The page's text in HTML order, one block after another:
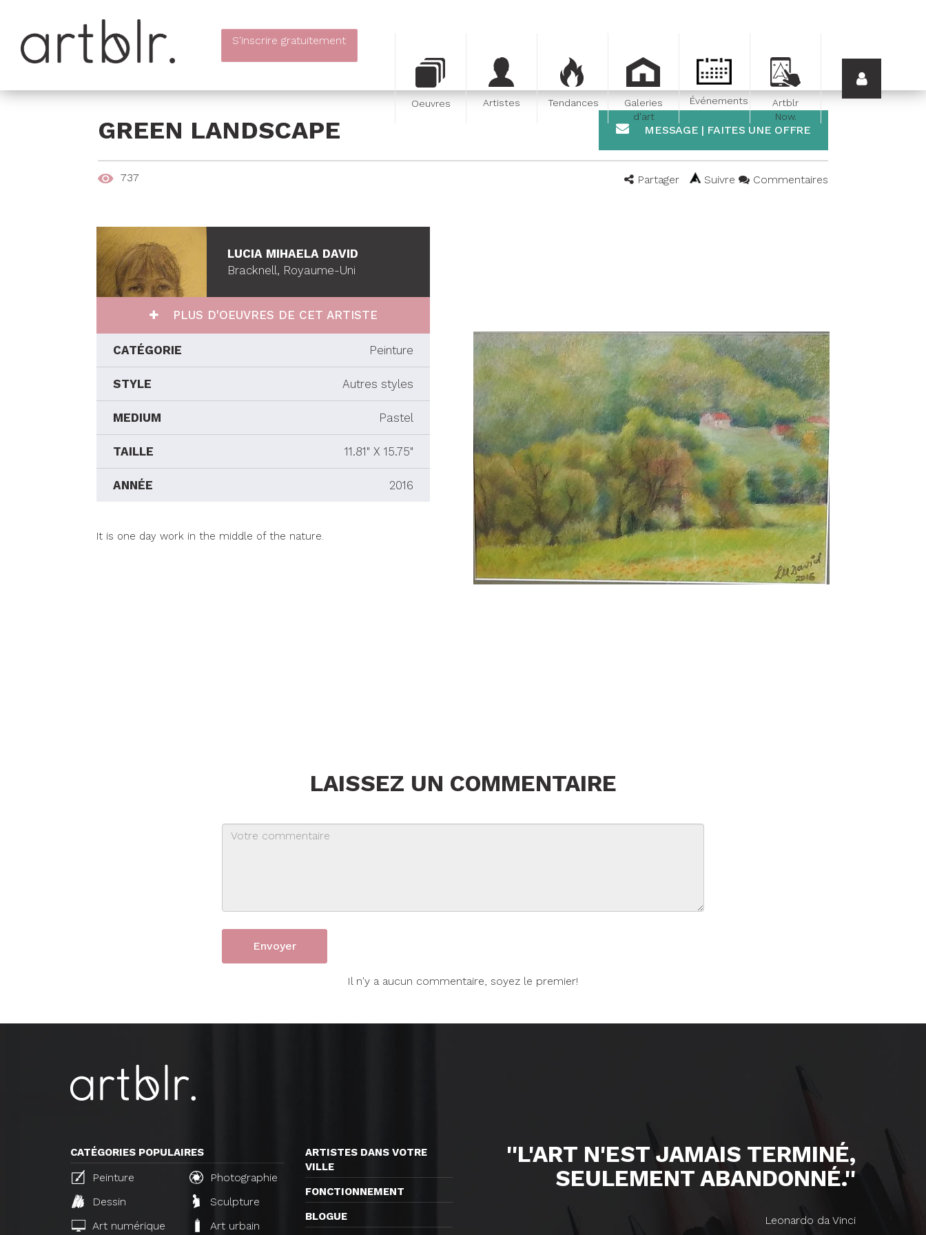
S'inscrire gratuitement
Oeuvres Artistes Tendances
Galeries
d'art
Événements
Artblr
Now.
GREEN LANDSCAPE MESSAGE | FAITES UNE OFFRE
737 Partager Suivre Commentaires
LUCIA MIHAELA DAVID
Bracknell, Royaume-Uni
PLUS D'OEUVRES DE CET ARTISTE
CATÉGORIE Peinture
STYLE Autres styles
MEDIUM Pastel
TAILLE 11.81" X 15.75"
ANNÉE 2016
It is one day work in the middle of the nature.
LAISSEZ UN COMMENTAIRE
Il n'y a aucun commentaire, soyez le premier!
CATÉGORIES POPULAIRES
Peinture
Photographie
Dessin
Sculpture
Art numérique
Art urbain
ARTISTES DANS VOTRE
VILLE
FONCTIONNEMENT
BLOGUE
''L'ART N'EST JAMAIS TERMINÉ,
SEULEMENT ABANDONNÉ.''
Leonardo da Vinci